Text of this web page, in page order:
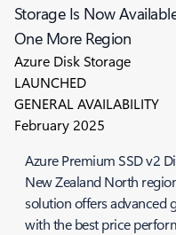
Storage Is Now
One More Region
Azure Disk Storage
LAUNCHED
GENERAL AVAILABILITY
February 2025
Azure Premium SSD v2
New Zealand North
solution offers advanced
with the best price